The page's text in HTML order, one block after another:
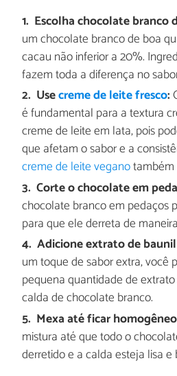
Escolha chocolate branco
um chocolate branco de boa
cacau não inferior a 20%.
fazem toda a diferença no
Usecreme de leite fresco:
é fundamental para a textura
creme de leite em lata, pois
que afetam o sabor e a
creme de leite veganotambém
Corte o chocolate em
chocolate branco em pedaços
para que ele derreta de
Adicione extrato de
um toque de sabor extra, você
pequena quantidade de
calda de chocolate branco.
Mexa até ficar
mistura até que todo o
derretido e a calda esteja lisa e